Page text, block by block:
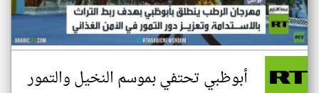
أبوظبي تحتفي بموسم النخيل والتمور